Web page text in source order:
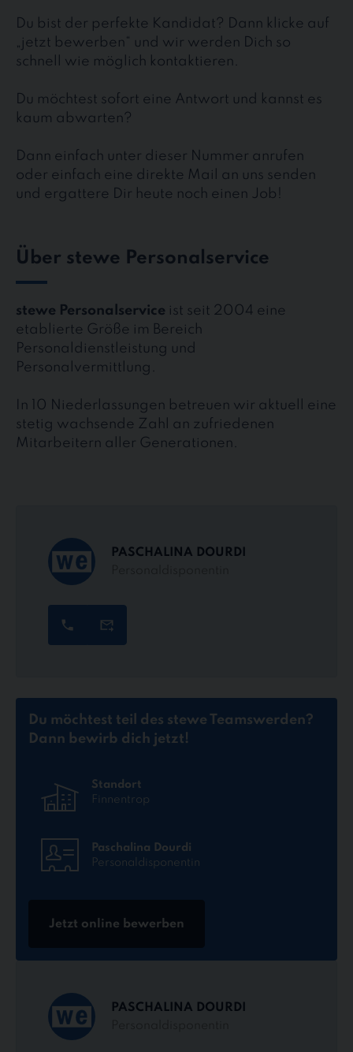
Du bist der perfekte Kandidat? Dann klicke auf
„jetzt bewerben“ und wir werden Dich so
schnell wie möglich kontaktieren.
Du möchtest sofort eine Antwort und kannst es
kaum abwarten?
Dann einfach unter dieser Nummer anrufen
oder einfach eine direkte Mail an uns senden
und ergattere Dir heute noch einen Job!
Über stewe Personalservice
stewe Personalservice ist seit 2004 eine
etablierte Größe im Bereich
Personaldienstleistung und
Personalvermittlung.
In 10 Niederlassungen betreuen wir aktuell eine
stetig wachsende Zahl an zufriedenen
Mitarbeitern aller Generationen.
PASCHALINA DOURDI
Du möchtest teil des stewe Teamswerden?
Dann bewirb dich jetzt!
Standort
Finnentrop
Paschalina Dourdi
Personaldisponentin
Jetzt online bewerben
PASCHALINA DOURDI